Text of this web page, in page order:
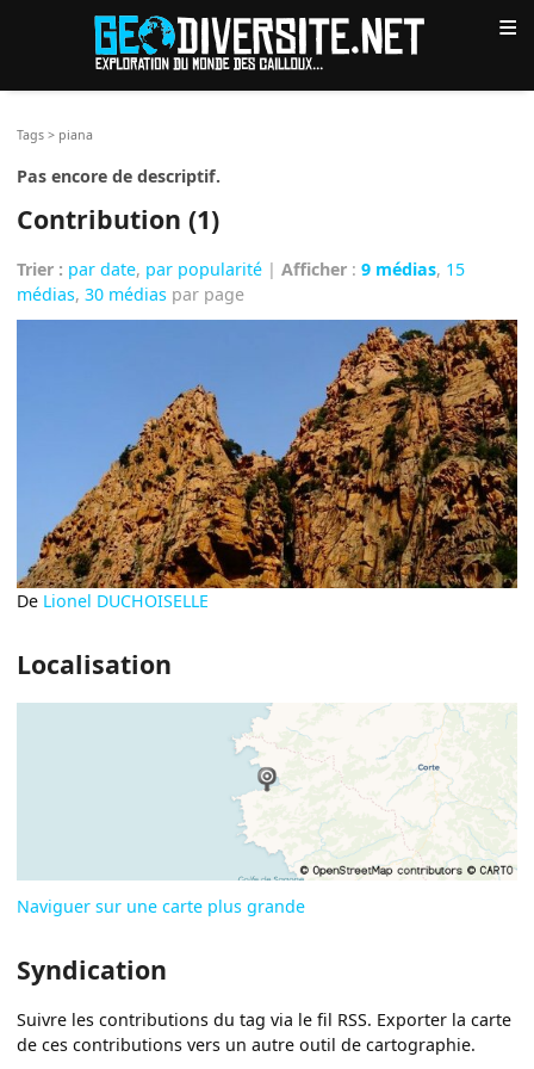
≡
Tags > piana
Pas encore de descriptif.
Contribution (1)
Trier : par date, par popularité |Afficher :9 médias, 15
médias,30 médias par page
De Lionel DUCHOISELLE
Localisation
Naviguer sur une carte plus grande
Syndication
Suivre les contributions du tag via le fil RSS. Exporter la carte
de ces contributions vers un autre outil de cartographie.